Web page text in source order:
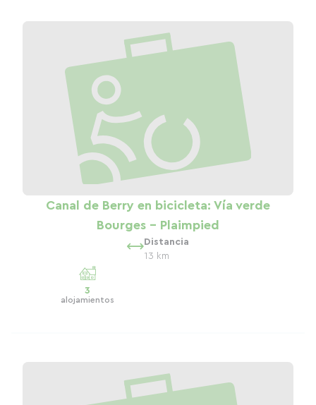
Canal de Berry en bicicleta: Vía verde
Bourges - Plaimpied
Distancia
13 km
3
alojamientos